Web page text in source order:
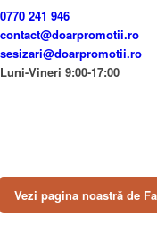
0770 241 946
contact@doarpromotii.ro
sesizari@doarpromotii.ro
Luni-Vineri 9:00-17:00
Vezi pagina noastră de